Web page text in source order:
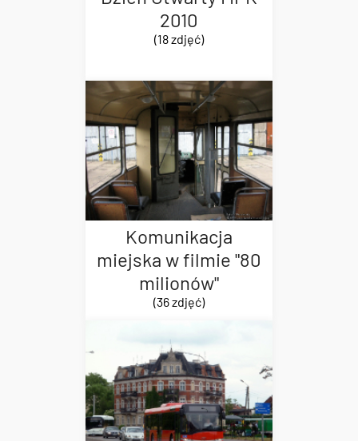
2010
(18 zdjęć)
Komunikacja
miejska w filmie "80
milionów"
(36 zdjęć)